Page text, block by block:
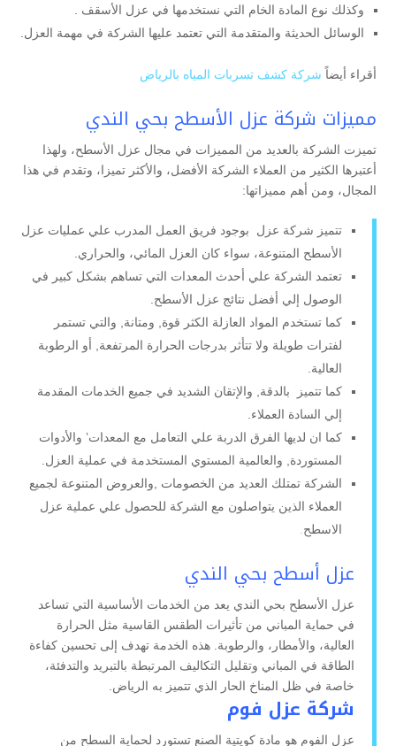
وكذلك نوع المادة الخام التي نستخدمها في عزل الأسقف .
الوسائل الحديثة والمتقدمة التي تعتمد عليها الشركة في مهمة العزل.
أقراء أيضاً شركة كشف تسربات المياه بالرياض
مميزات شركة عزل الأسطح بحي الندي
تميزت الشركة بالعديد من المميزات في مجال عزل الأسطح، ولهذا
أعتبرها الكثير من العملاء الشركة الأفضل، والأكثر تميزا، وتقدم في هذا
المجال، ومن أهم مميزاتها:
تتميز شركة عزل بوجود فريق العمل المدرب علي عمليات عزل
الأسطح المتنوعة، سواء كان العزل المائي، والحراري.
تعتمد الشركة علي أحدث المعدات التي تساهم بشكل كبير في
الوصول إلي أفضل نتائج عزل الأسطح.
كما تستخدم المواد العازلة الكثر قوة, ومتانة, والتي تستمر
لفترات طويلة ولا تتأثر بدرجات الحرارة المرتفعة, أو الرطوبة
العالية.
كما تتميز بالدقة, والإتقان الشديد في جميع الخدمات المقدمة
إلي السادة العملاء.
كما ان لديها الفرق الدربة علي التعامل مع المعدات’ والأدوات
المستوردة, والعالمية المستوي المستخدمة في عملية العزل.
الشركة تمتلك العديد من الخصومات ,والعروض المتنوعة لجميع
العملاء الذين يتواصلون مع الشركة للحصول علي عملية عزل
الاسطح.
عزل أسطح بحي الندي
عزل الأسطح بحي الندي يعد من الخدمات الأساسية التي تساعد
في حماية المباني من تأثيرات الطقس القاسية مثل الحرارة
العالية، والأمطار، والرطوبة. هذه الخدمة تهدف إلى تحسين كفاءة
الطاقة في المباني وتقليل التكاليف المرتبطة بالتبريد والتدفئة،
خاصة في ظل المناخ الحار الذي تتميز به الرياض.
شركة عزل فوم
عزل الفوم هو مادة كويتية الصنع تستورد لحماية السطح من